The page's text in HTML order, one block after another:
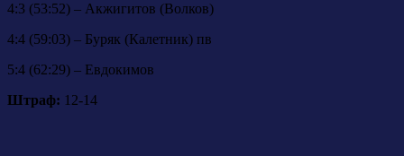
4:3 (53:52) – Акжигитов (Волков)
4:4 (59:03) – Буряк (Калетник) пв
5:4 (62:29) – Евдокимов
Штраф: 12-14